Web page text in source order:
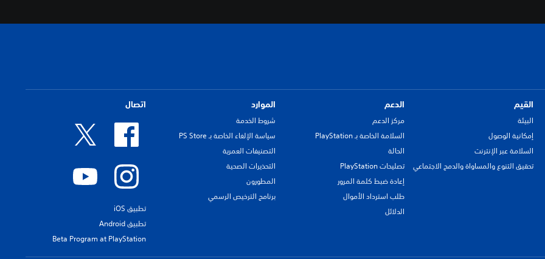
القيم
البيئة
إمكانية الوصول
السلامة عبر الإنترنت
تحقيق التنوع والمساواة والدمج الاجتماعي
الدعم
مركز الدعم
السلامة الخاصة بـ PlayStation
الحالة
تصليحات PlayStation
إعادة ضبط كلمة المرور
طلب استرداد الأموال
الدلائل
الموارد
شروط الخدمة
سياسة الإلغاء الخاصة بـ PS Store
التصنيفات العمرية
التحذيرات الصحية
المطورون
برنامج الترخيص الرسمي
اتصال
تطبيق iOS
تطبيق Android
Beta Program at PlayStation